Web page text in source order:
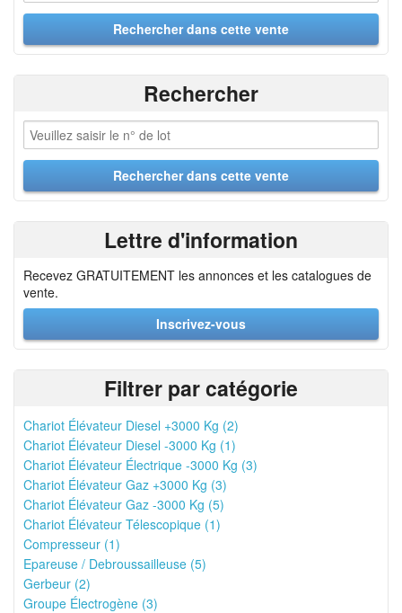
Rechercher
Lettre d'information
Recevez GRATUITEMENT les annonces et les catalogues de
vente.
Inscrivez-vous
Filtrer par catégorie
Chariot Élévateur Diesel +3000 Kg (2)
Chariot Élévateur Diesel -3000 Kg (1)
Chariot Élévateur Électrique -3000 Kg (3)
Chariot Élévateur Gaz +3000 Kg (3)
Chariot Élévateur Gaz -3000 Kg (5)
Chariot Élévateur Télescopique (1)
Compresseur (1)
Epareuse / Debroussailleuse (5)
Gerbeur (2)
Groupe Électrogène (3)